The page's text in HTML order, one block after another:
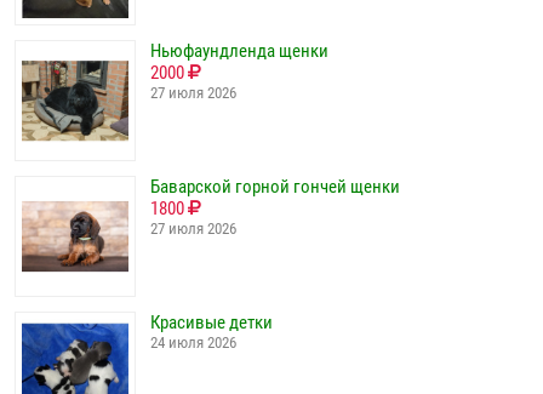
Ньюфаундленда щенки
2000
27 июля 2026
Баварской горной гончей щенки
1800
27 июля 2026
Красивые детки
24 июля 2026